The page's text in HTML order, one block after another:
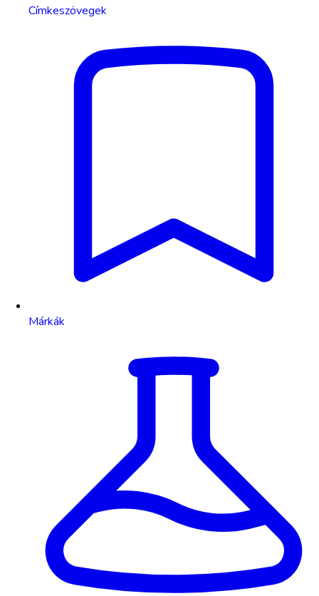
Címkeszövegek
Márkák